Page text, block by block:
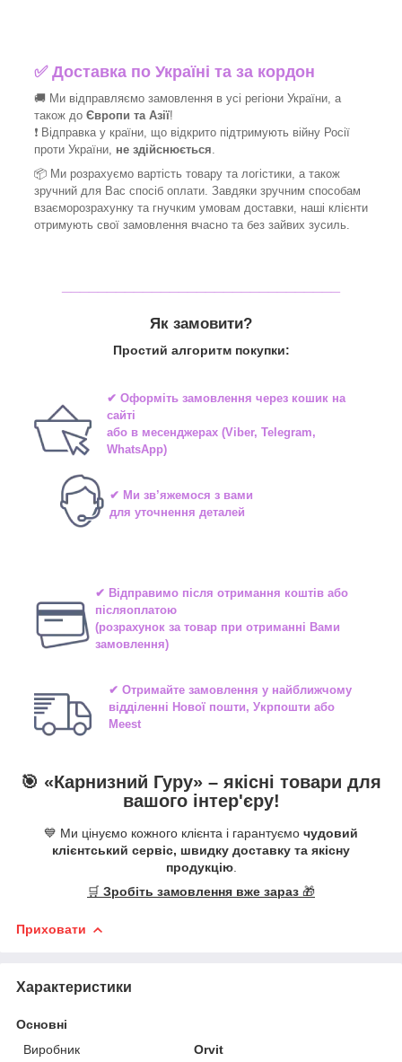
✅Доставка по Україні та за кордон
🚚 Ми відправляємо замовлення в усі регіони України, а
також до Європи та Азії!
❗ Відправка у країни, що відкрито підтримують війну Росії
проти України, не здійснюється
📦 Ми розрахуємо вартість товару та логістики, а також
зручний для Вас спосіб оплати. Завдяки зручним способам
взаєморозрахунку та гнучким умовам доставки, наші клієнти
отримують свої замовлення вчасно та без зайвих зусиль.
Як замовити?
Простий алгоритм покупки:
✔ Оформіть замовлення через кошик на
сайті
або в месенджерах(Viber, Telegram,
WhatsApp)
✔ Ми зв’яжемося з вами
для уточнення деталей
✔ Відправимо після отримання коштів або
післяоплатою
(розрахунок за товар при отриманні Вами
замовлення)
✔ Отримайте замовлення у найближчому
відділенні Нової пошти, Укрпошти або
Meest
🎯 «Карнизний Гуру» – якісні товари для
вашого інтер'єру!
💙 Ми цінуємо кожного клієнта і гарантуємо чудовий
клієнтський сервіс, швидку доставку та якісну
продукцію.
🛒 Зробіть замовлення вже зараз 🎁
Приховати
Характеристики
Основні
Виробник
Orvit